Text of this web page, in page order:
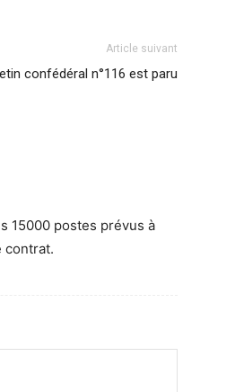
Article suivant
confédéral n°116 est paru
15000 postes prévus à
contrat.